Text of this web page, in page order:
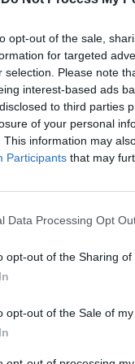
opt-out of the sale,
for targeted
selection. Please note
interest-based ads
to third parties
of your personal
This information may
Participants that may
Data Processing Opt
opt-out of the Sharing of
opt-out of the Sale of my
music
Αν είστε κι
παιχνίδι των
σίγουρα
Ναταλία Πετρίτη